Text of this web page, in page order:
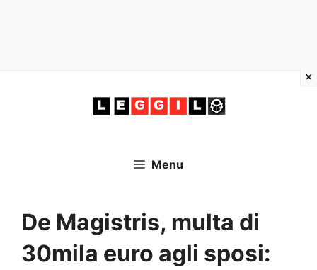
Menu
De Magistris, multa di
30mila euro agli sposi: